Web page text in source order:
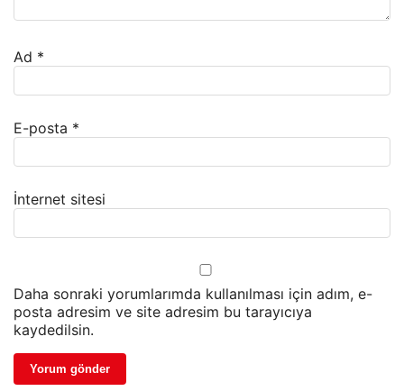
Ad *
E-posta *
İnternet sitesi
Daha sonraki yorumlarımda kullanılması için adım, e-
posta adresim ve site adresim bu tarayıcıya
kaydedilsin.